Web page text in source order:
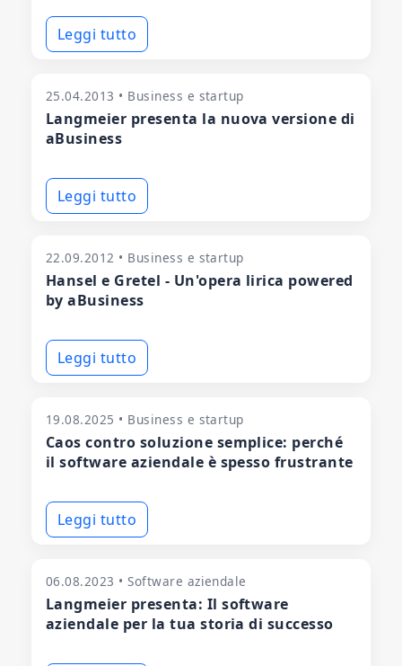
Leggi tutto
25.04.2013 • Business e startup
Langmeier presenta la nuova versione di
aBusiness
Leggi tutto
22.09.2012 • Business e startup
Hansel e Gretel - Un'opera lirica powered
by aBusiness
Leggi tutto
19.08.2025 • Business e startup
Caos contro soluzione semplice: perché
il software aziendale è spesso frustrante
Leggi tutto
06.08.2023 • Software aziendale
Langmeier presenta: Il software
aziendale per la tua storia di successo